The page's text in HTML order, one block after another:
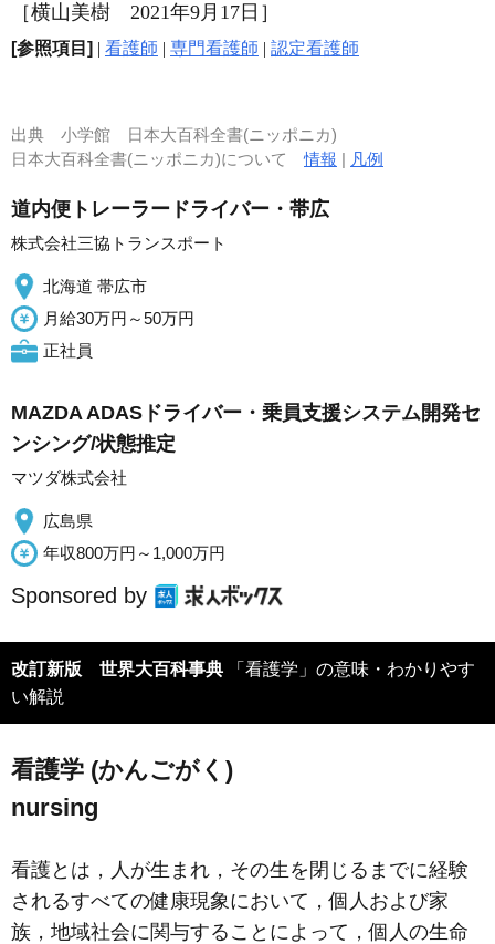
［横山美樹 2021年9月17日］
[参照項目] | 看護師 | 専門看護師 | 認定看護師
出典 小学館 日本大百科全書(ニッポニカ)
日本大百科全書(ニッポニカ)について情報 | 凡例
道内便トレーラードライバー・帯広
株式会社三協トランスポート
北海道 帯広市
月給30万円～50万円
正社員
MAZDA ADASドライバー・乗員支援システム開発セ
ンシング/状態推定
マツダ株式会社
広島県
年収800万円～1,000万円
Sponsored by
改訂新版 世界大百科事典 「看護学」の意味・わかりやす
い解説
看護学 (かんごがく)
nursing
看護とは，人が生まれ，その生を閉じるまでに経験
されるすべての健康現象において，個人および家
族，地域社会に関与することによって，個人の生命